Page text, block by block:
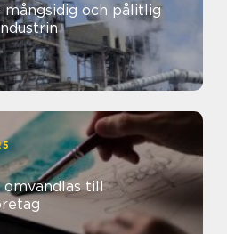
mångsidig och pålitlig
till